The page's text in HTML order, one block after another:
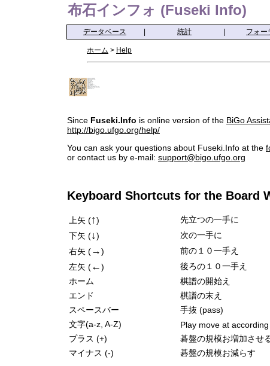
布石インフォ (Fuseki Info)
データベース 統計 フォー
ホーム > Help
Since Fuseki.Info is online version of the BiGo
http://bigo.ufgo.org/help/
You can ask your questions about Fuseki.Info at the
or contact us by e-mail: support@bigo.ufgo.org
Keyboard Shortcuts for the Board
上矢 (↑)
先立つの一手に
下矢 (↓)
次の一手に
右矢 (→)
前の１０一手え
左矢 (←)
後ろの１０一手え
ホーム
棋譜の開始え
エンド
棋譜の末え
スペースバー
手抜 (pass)
文字(a-z, A-Z)
Play move at
プラス (+)
碁盤の規模お増加させ
マイナス (-)
碁盤の規模お減らす